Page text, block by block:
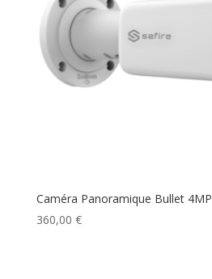
Caméra Panoramique Bullet 4MP
360,00 €